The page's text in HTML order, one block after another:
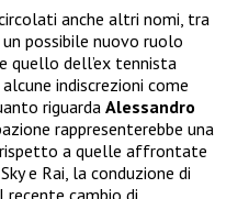
anche altri nomi, tra
un possibile nuovo ruolo
quello dell’ex tennista
indiscrezioni come
riguarda Alessandro
rappresenterebbe una
a quelle affrontate
e Rai, la conduzione di